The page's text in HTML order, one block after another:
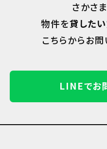
さかさ
物件を貸した
こちらからお
LINEでお